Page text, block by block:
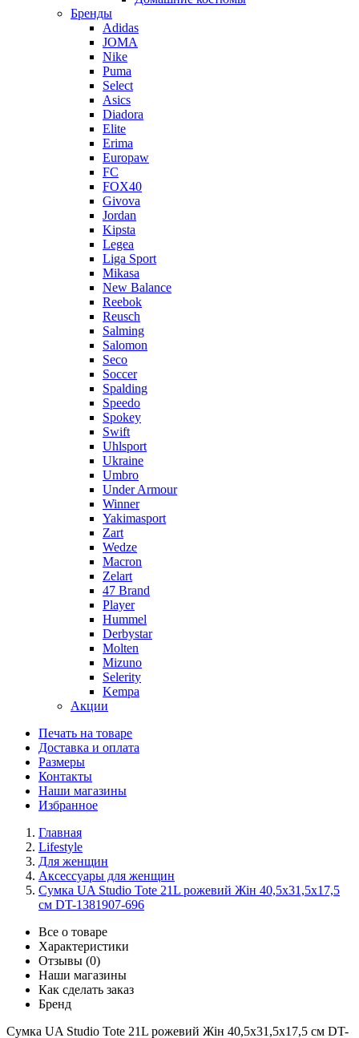
Бренды
Adidas
JOMA
Nike
Puma
Select
Asics
Diadora
Elite
Erima
Europaw
FC
FOX40
Givova
Jordan
Kipsta
Legea
Liga Sport
Mikasa
New Balance
Reebok
Reusch
Salming
Salomon
Seco
Soccer
Spalding
Speedo
Spokey
Swift
Uhlsport
Ukraine
Umbro
Under Armour
Winner
Yakimasport
Zart
Wedze
Macron
Zelart
47 Brand
Player
Hummel
Derbystar
Molten
Mizuno
Selerity
Kempa
Акции
Печать на товаре
Доставка и оплата
Размеры
Контакты
Наши магазины
Избранное
Главная
Lifestyle
Для женщин
Аксессуары для женщин
Сумка UA Studio Tote 21L рожевий Жін 40,5x31,5x17,5
см DT-1381907-696
Все о товаре
Характеристики
Отзывы (0)
Наши магазины
Как сделать заказ
Бренд
Сумка UA Studio Tote 21L рожевий Жін 40,5x31,5x17,5 см DT-